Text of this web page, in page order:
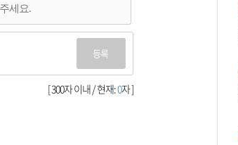
등록
[ 300자 이내 / 현재:0자 ]